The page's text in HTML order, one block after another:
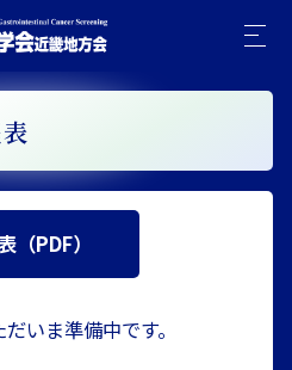
（PDF）
いま準備中です。